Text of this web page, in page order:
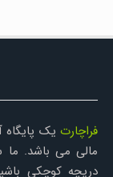
فراچارتیک پایگاه
مالی می باشد. ما
دریچه کوچکی